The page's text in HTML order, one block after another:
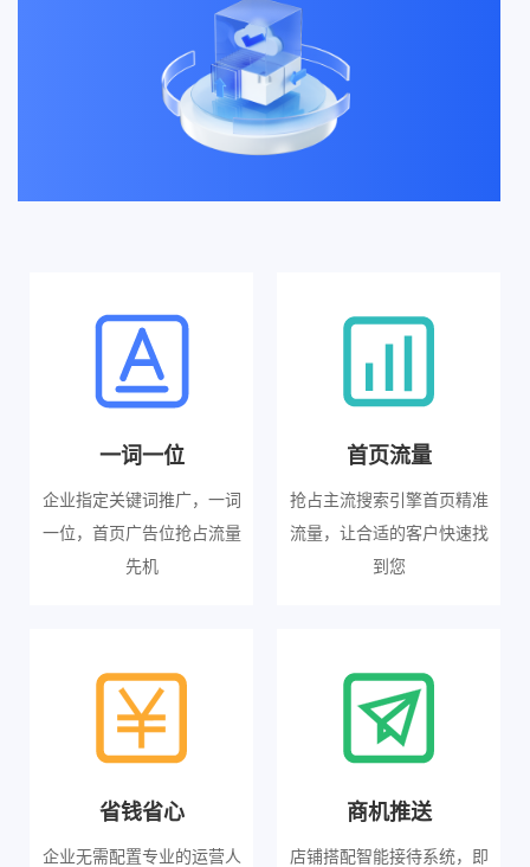
一词一位
企业指定关键词推广，一词
一位，首页广告位抢占流量
先机
首页流量
抢占主流搜索引擎首页精准
流量，让合适的客户快速找
到您
省钱省心
企业无需配置专业的运营人
商机推送
店铺搭配智能接待系统，即